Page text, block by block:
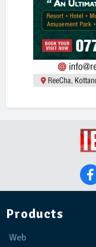
Products
Web